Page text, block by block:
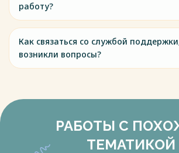
работу?
Как связаться со службой
возникли вопросы?
РАБОТЫ С
ТЕМАТИКОЙ